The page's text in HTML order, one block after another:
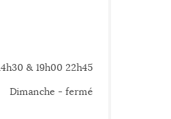
& 19h00 22h45
Dimanche - fermé